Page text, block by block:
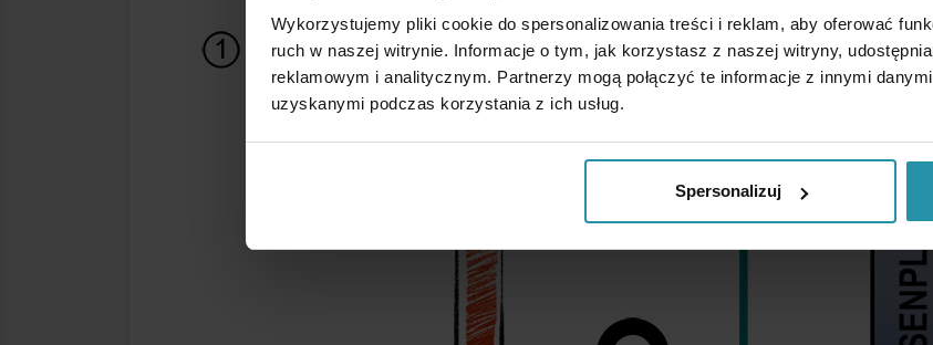
Wykorzystujemy pliki cookie do spersonalizowania treści i reklam, aby oferować
ruch w naszej witrynie. Informacje o tym, jak korzystasz z naszej witryny,
reklamowym i analitycznym. Partnerzy mogą połączyć te informacje z innymi
uzyskanymi podczas korzystania z ich usług.
Spersonalizuj